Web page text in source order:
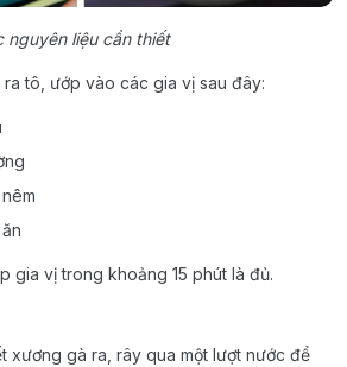
nguyên liệu cần thiết
tô, ướp vào các gia vị sau đây:
gia vị trong khoảng 15 phút là đủ.
xương gà ra, rây qua một lượt nước để